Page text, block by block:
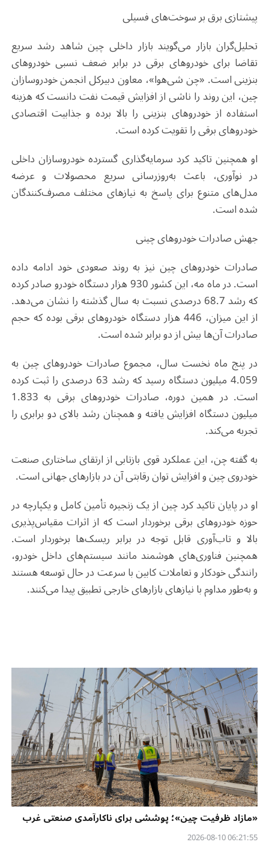
پیشتازی برق بر سوخت‌های فسیلی
تحلیل‌گران بازار می‌گویند بازار داخلی چین شاهد رشد سریع
تقاضا برای خودروهای برقی در برابر ضعف نسبی خودروهای
بنزینی است. «چن شی‌هوا»، معاون دبیرکل انجمن خودروسازان
چین، این روند را ناشی از افزایش قیمت نفت دانست که هزینه
استفاده از خودروهای بنزینی را بالا برده و جذابیت اقتصادی
خودروهای برقی را تقویت کرده است.
او همچنین تاکید کرد سرمایه‌گذاری گسترده خودروسازان داخلی
در نوآوری، باعث به‌روزرسانی سریع محصولات و عرضه
مدل‌های متنوع برای پاسخ به نیازهای مختلف مصرف‌کنندگان
شده است.
جهش صادرات خودروهای چینی
صادرات خودروهای چین نیز به روند صعودی خود ادامه داده
است. در ماه مه، این کشور 930 هزار دستگاه خودرو صادر کرده
که رشد 68.7 درصدی نسبت به سال گذشته را نشان می‌دهد.
از این میزان، 446 هزار دستگاه خودروهای برقی بوده که حجم
صادرات آن‌ها بیش از دو برابر شده است.
در پنج ماه نخست سال، مجموع صادرات خودروهای چین به
4.059 میلیون دستگاه رسید که رشد 63 درصدی را ثبت کرده
است. در همین دوره، صادرات خودروهای برقی به 1.833
میلیون دستگاه افزایش یافته و همچنان رشد بالای دو برابری را
تجربه می‌کند.
به گفته چن، این عملکرد قوی بازتابی از ارتقای ساختاری صنعت
خودروی چین و افزایش توان رقابتی آن در بازارهای جهانی است.
او در پایان تاکید کرد چین از یک زنجیره تأمین کامل و یکپارچه در
حوزه خودروهای برقی برخوردار است که از اثرات مقیاس‌پذیری
بالا و تاب‌آوری قابل توجه در برابر ریسک‌ها برخوردار است.
همچنین فناوری‌های هوشمند مانند سیستم‌های داخل خودرو،
رانندگی خودکار و تعاملات کابین با سرعت در حال توسعه هستند
و به‌طور مداوم با نیازهای بازارهای خارجی تطبیق پیدا می‌کنند.
«مازاد ظرفیت چین»؛ پوششی برای ناکارآمدی صنعتی غرب
06:21:55 2026-08-10